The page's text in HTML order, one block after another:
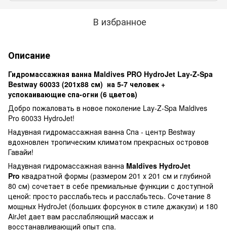
В избранное
Описание
Гидромассажная ванна Maldives PRO HydroJet Lay-Z-Spa
Bestway 60033 (201x88 см) на 5-7 человек +
успокаивающие спа-огни (6 цветов)
Добро пожаловать в новое поколение Lay-Z-Spa Maldives
Pro 60033 HydroJet!
Надувная гидромассажная ванна Спа - центр Bestway
вдохновлен тропическим климатом прекрасных островов
Гавайи!
Надувная гидромассажная ванна Maldives HydroJet
Pro квадратной формы (размером 201 х 201 см и глубиной
80 см) сочетает в себе премиальные функции с доступной
ценой: просто расслабьтесь и расслабьтесь. Сочетание 8
мощных HydroJet (больших форсунок в стиле джакузи) и 180
AirJet дает вам расслабляющий массаж и
восстанавливающий опыт спа.